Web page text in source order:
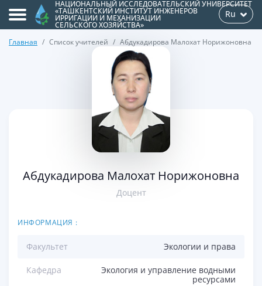
НАЦИОНАЛЬНЫЙ ИССЛЕДОВАТЕЛЬСКИЙ УНИВЕРСИТЕТ
«ТАШКЕНТСКИЙ ИНСТИТУТ ИНЖЕНЕРОВ
ИРРИГАЦИИ И МЕХАНИЗАЦИИ
СЕЛЬСКОГО ХОЗЯЙСТВА»
Ru
Главная Список учителей Абдукадирова Малохат Норижоновна
Абдукадирова Малохат Норижоновна
Доцент
ИНФОРМАЦИЯ :
Факультет Экологии и права
Кафедра
Экология и управление водными
ресурсами